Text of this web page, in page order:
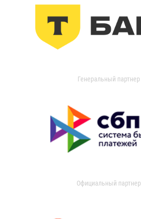
Генеральный партнер
Официальный партнер